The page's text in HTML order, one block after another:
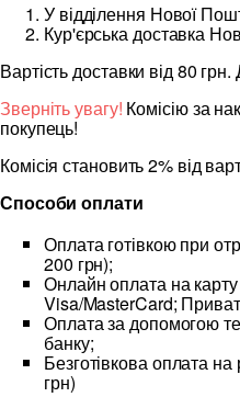
У відділення Нової
Кур'єрська доставка
Вартість доставки від 80
Зверніть увагу! Комісію за
покупець!
Комісія становить 2% від
Способи оплати
Оплата готівкою при
200 грн);
Онлайн оплата на
Visa/MasterCard;
Оплата за допомогою
банку;
Безготівкова оплата
грн)